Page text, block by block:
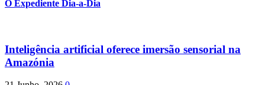
O Expediente Dia-a-Dia
Inteligência artificial oferece imersão sensorial na
Amazónia